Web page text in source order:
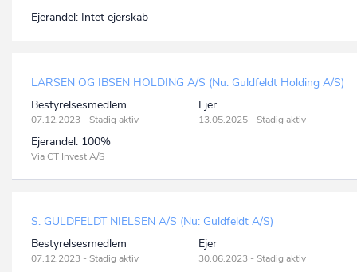
Ejerandel: Intet ejerskab
LARSEN OG IBSEN HOLDING A/S (Nu: Guldfeldt Holding A/S)
Bestyrelsesmedlem
07.12.2023 - Stadig aktiv
Ejer
13.05.2025 - Stadig aktiv
Ejerandel: 100%
Via CT Invest A/S
S. GULDFELDT NIELSEN A/S (Nu: Guldfeldt A/S)
Bestyrelsesmedlem
07.12.2023 - Stadig aktiv
Ejer
30.06.2023 - Stadig aktiv